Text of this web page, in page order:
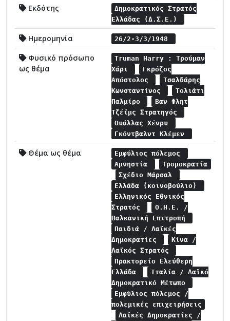
Εκδότης
Δημοκρατικός Στρατός
Ελλάδας (Δ.Σ.Ε.)
Ημερομηνία 26/2-3/3/1948
Φυσικό πρόσωπο
ως θέμα
Truman Harry : Τρούμαν
Χάρι
Γκρόζος
Απόστολος
Τσαλδάρης
Κωνσταντίνος
Τολιάτι
Παλμίρο
Βαν Φλητ
Τζέϊμς Στρατηγός
Ουάλλας Χένρυ
Γκόντβαλντ Κλέμεν
Θέμα ως θέμα
Εμφύλιος πόλεμος
Αμνηστία
Τρομοκρατία
Σχέδιο Μάρσαλ
Ελλάδα (κοινοβούλιο)
Ελληνικός Εθνικός
Στρατός
Ο.Η.Ε. /
Βαλκανική Επιτροπή
Παιδιά / Λαϊκές
Δημοκρατίες
Κίνα /
Λαϊκός Στρατός
Πρακτορείο Ελεύθερη
Ελλάδα
Ιταλία / Λαϊκό
Δημοκρατικό Μέτωπο
Εμφύλιος πόλεμος /
πολεμικές επιχειρήσεις
Λαϊκές Δημοκρατίες /